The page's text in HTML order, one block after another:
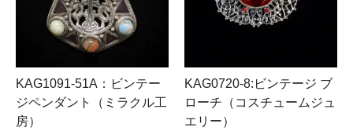
KAG1091-51A：ビンテー
ジペンダント（ミラクル工
房）
KAG0720-8:ビンテージ ブ
ローチ（コスチュームジュ
エリー）